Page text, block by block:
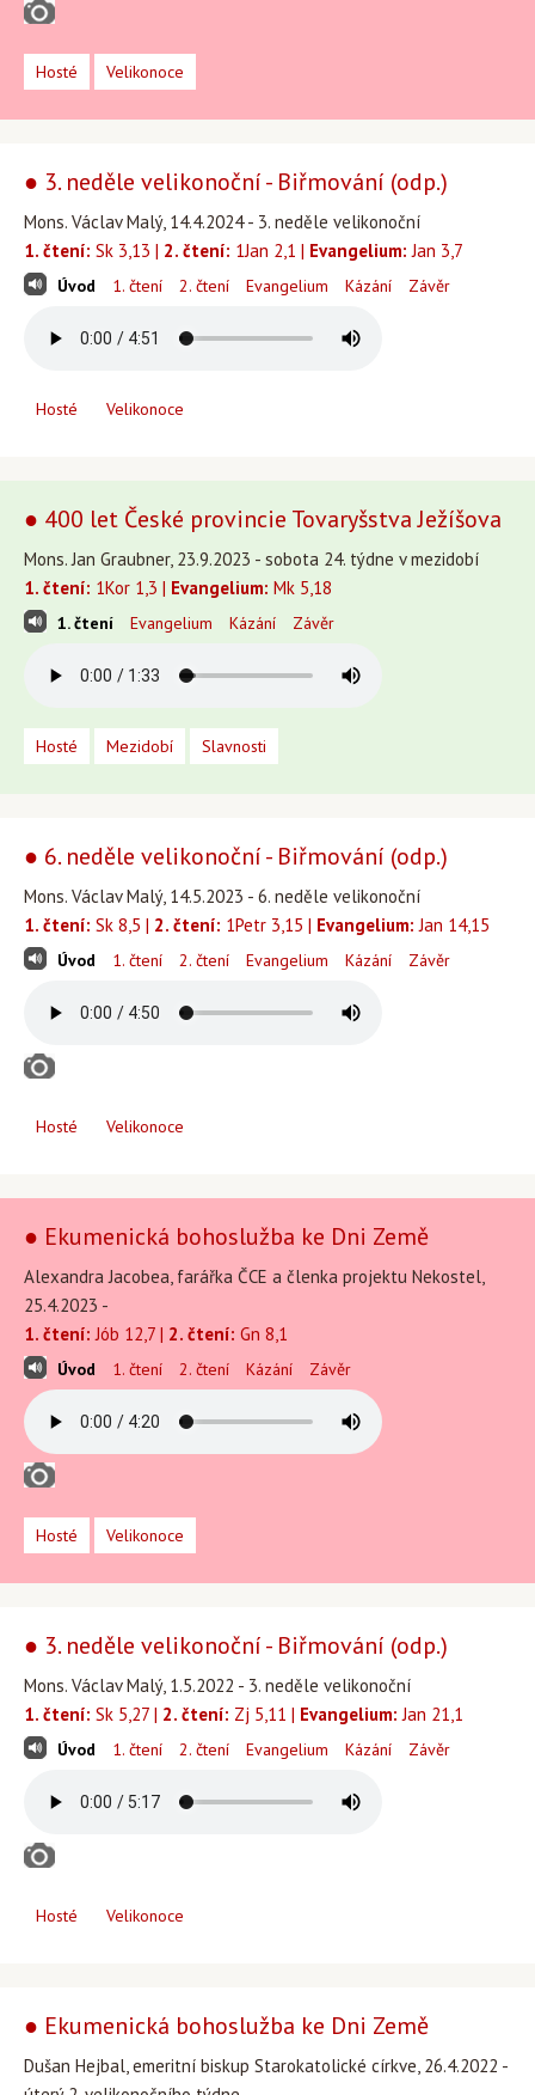
Hosté Velikonoce
● 3. neděle velikonoční - Biřmování (odp.)
Mons. Václav Malý, 14.4.2024 - 3. neděle velikonoční
1. čtení: Sk 3,13 | 2. čtení: 1Jan 2,1 | Evangelium: Jan 3,7
Úvod 1. čtení 2. čtení Evangelium Kázání Závěr
Hosté Velikonoce
● 400 let České provincie Tovaryšstva Ježíšova
Mons. Jan Graubner, 23.9.2023 - sobota 24. týdne v mezidobí
1. čtení: 1Kor 1,3 | Evangelium: Mk 5,18
1. čtení Evangelium Kázání Závěr
Hosté Mezidobí Slavnosti
● 6. neděle velikonoční - Biřmování (odp.)
Mons. Václav Malý, 14.5.2023 - 6. neděle velikonoční
1. čtení: Sk 8,5 | 2. čtení: 1Petr 3,15 | Evangelium: Jan 14,15
Úvod 1. čtení 2. čtení Evangelium Kázání Závěr
Hosté Velikonoce
● Ekumenická bohoslužba ke Dni Země
Alexandra Jacobea, farářka ČCE a členka projektu Nekostel,
25.4.2023 -
1. čtení: Jób 12,7 | 2. čtení: Gn 8,1
Úvod 1. čtení 2. čtení Kázání Závěr
Hosté Velikonoce
● 3. neděle velikonoční - Biřmování (odp.)
Mons. Václav Malý, 1.5.2022 - 3. neděle velikonoční
1. čtení: Sk 5,27 | 2. čtení: Zj 5,11 | Evangelium: Jan 21,1
Úvod 1. čtení 2. čtení Evangelium Kázání Závěr
Hosté Velikonoce
● Ekumenická bohoslužba ke Dni Země
Dušan Hejbal, emeritní biskup Starokatolické církve, 26.4.2022 -